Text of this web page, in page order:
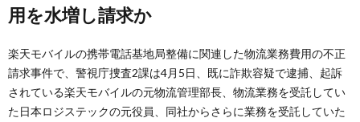
用を水増し請求か
楽天モバイルの携帯電話基地局整備に関連した物流業務費用の不正
請求事件で、警視庁捜査2課は4月5日、既に詐欺容疑で逮捕、起訴
されている楽天モバイルの元物流管理部長、物流業務を受託してい
た日本ロジステックの元役員、同社からさらに業務を受託していた